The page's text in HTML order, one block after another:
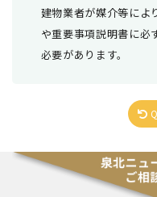
建物業者が媒介等によ
や重要事項説明書に必
必要があります。